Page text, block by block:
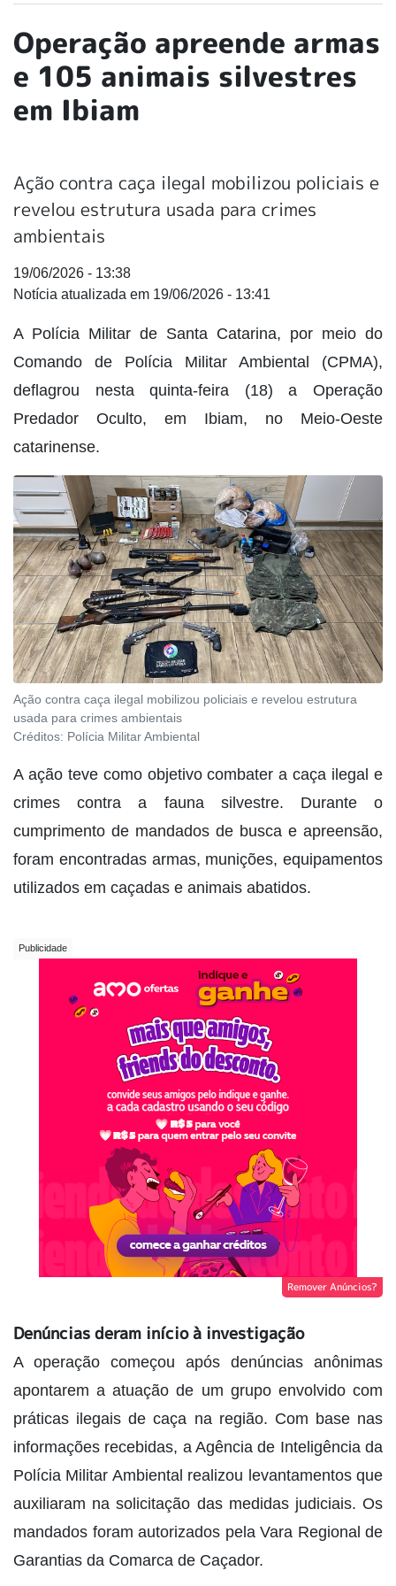
Operação apreende armas
e 105 animais silvestres
em Ibiam
Ação contra caça ilegal mobilizou policiais e
revelou estrutura usada para crimes
ambientais
19/06/2026 - 13:38
19/06/2026 - 13:41
A Polícia Militar de Santa Catarina, por meio do
Comando de Polícia Militar Ambiental (CPMA),
deflagrou nesta quinta-feira (18) a Operação
Predador Oculto, em Ibiam, no Meio-Oeste
catarinense.
Ação contra caça ilegal mobilizou policiais e revelou estrutura
usada para crimes ambientais
Créditos: Polícia Militar Ambiental
A ação teve como objetivo combater a caça ilegal e
crimes contra a fauna silvestre. Durante o
cumprimento de mandados de busca e apreensão,
foram encontradas armas, munições, equipamentos
utilizados em caçadas e animais abatidos.
Remover Anúncios?
Denúncias deram início à investigação
A operação começou após denúncias anônimas
apontarem a atuação de um grupo envolvido com
práticas ilegais de caça na região. Com base nas
informações recebidas, a Agência de Inteligência da
Polícia Militar Ambiental realizou levantamentos que
auxiliaram na solicitação das medidas judiciais. Os
mandados foram autorizados pela Vara Regional de
Garantias da Comarca de Caçador.